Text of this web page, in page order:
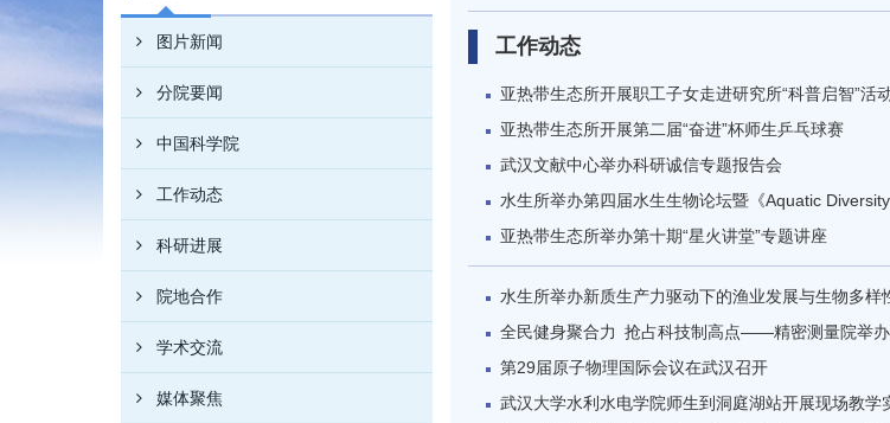
图片新闻
分院要闻
中国科学院
工作动态
科研进展
院地合作
学术交流
媒体聚焦
工作动态
亚热带生态所开展职工子女走进研究所“科普启智”活
亚热带生态所开展第二届“奋进”杯师生乒乓球赛
武汉文献中心举办科研诚信专题报告会
水生所举办第四届水生生物论坛暨《Aquatic
亚热带生态所举办第十期“星火讲堂”专题讲座
水生所举办新质生产力驱动下的渔业发展与生物多样
全民健身聚合力 抢占科技制高点——精密测量院举
第29届原子物理国际会议在武汉召开
武汉大学水利水电学院师生到洞庭湖站开展现场教学